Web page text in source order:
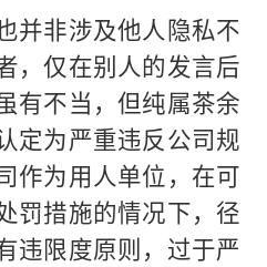
并非涉及他人隐私不
，仅在别人的发言后
有不当，但纯属茶余
定为严重违反公司规
作为用人单位，在可
罚措施的情况下，径
违限度原则，过于严